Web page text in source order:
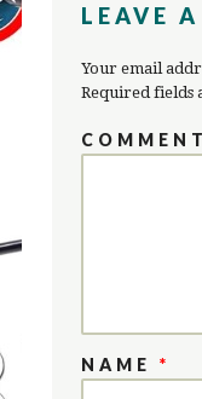
LEAVE
Your email
Required fields
NAME*